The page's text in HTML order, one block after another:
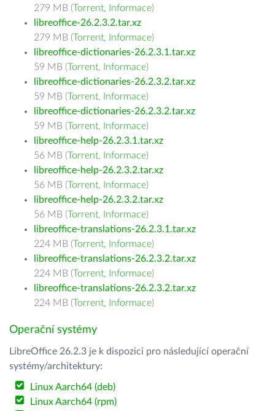
279 MB (Torrent, Informace)
libreoffice-26.2.3.2.tar.xz
279 MB (Torrent, Informace)
libreoffice-dictionaries-26.2.3.1.tar.xz
59 MB (Torrent, Informace)
libreoffice-dictionaries-26.2.3.2.tar.xz
59 MB (Torrent, Informace)
libreoffice-dictionaries-26.2.3.2.tar.xz
59 MB (Torrent, Informace)
libreoffice-help-26.2.3.1.tar.xz
56 MB (Torrent, Informace)
libreoffice-help-26.2.3.2.tar.xz
56 MB (Torrent, Informace)
libreoffice-help-26.2.3.2.tar.xz
56 MB (Torrent, Informace)
libreoffice-translations-26.2.3.1.tar.xz
224 MB (Torrent, Informace)
libreoffice-translations-26.2.3.2.tar.xz
224 MB (Torrent, Informace)
libreoffice-translations-26.2.3.2.tar.xz
224 MB (Torrent, Informace)
Operační systémy
LibreOffice 26.2.3 je k dispozici pro následující operační
systémy/architektury:
Linux Aarch64 (deb)
Linux Aarch64 (rpm)